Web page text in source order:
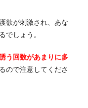
欲が刺激され、あな
でしょう。
う回数があまりに多
ので注意してくださ